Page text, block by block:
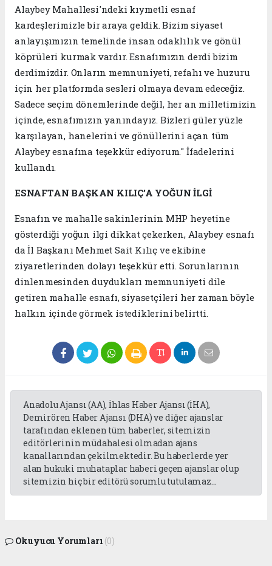
Alaybey Mahallesi'ndeki kıymetli esnaf
kardeşlerimizle bir araya geldik. Bizim siyaset
anlayışımızın temelinde insan odaklılık ve gönül
köprüleri kurmak vardır. Esnafımızın derdi bizim
derdimizdir. Onların memnuniyeti, refahı ve huzuru
için her platformda sesleri olmaya devam edeceğiz.
Sadece seçim dönemlerinde değil, her an milletimizin
içinde, esnafımızın yanındayız. Bizleri güler yüzle
karşılayan, hanelerini ve gönüllerini açan tüm
Alaybey esnafına teşekkür ediyorum." İfadelerini
kullandı.
ESNAFTAN BAŞKAN KILIÇ’A YOĞUN İLGİ
Esnafın ve mahalle sakinlerinin MHP heyetine
gösterdiği yoğun ilgi dikkat çekerken, Alaybey esnafı
da İl Başkanı Mehmet Sait Kılıç ve ekibine
ziyaretlerinden dolayı teşekkür etti. Sorunlarının
dinlenmesinden duydukları memnuniyeti dile
getiren mahalle esnafı, siyasetçileri her zaman böyle
halkın içinde görmek istediklerini belirtti.
Anadolu Ajansı (AA), İhlas Haber Ajansı (İHA),
Demirören Haber Ajansı (DHA) ve diğer ajanslar
tarafından eklenen tüm haberler, sitemizin
editörlerinin müdahalesi olmadan ajans
kanallarından çekilmektedir. Bu haberlerde yer
alan hukuki muhataplar haberi geçen ajanslar olup
sitemizin hiç bir editörü sorumlu tutulamaz...
Okuyucu Yorumları (0)